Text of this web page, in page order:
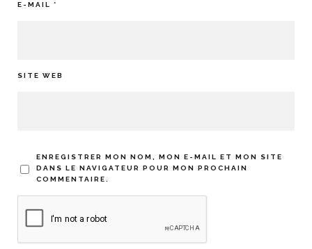
E-MAIL *
SITE WEB
ENREGISTRER MON NOM, MON E-MAIL ET MON SITE
DANS LE NAVIGATEUR POUR MON PROCHAIN
COMMENTAIRE.